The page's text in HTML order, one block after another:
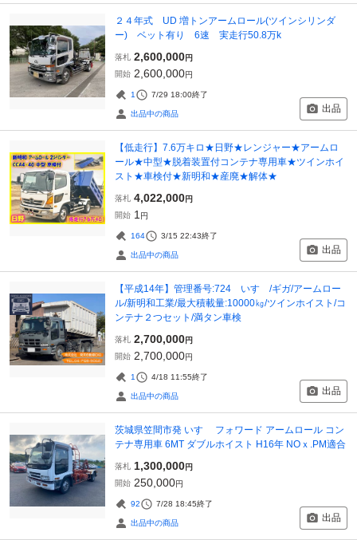
２４年式 UD 増トンアームロール(ツインシリンダ
ー) ベット有り 6速 実走行50.8万k
落札 2,600,000円
開始 2,600,000円
1 7/29 18:00終了
出品中の商品 出品
【低走行】7.6万キロ★日野★レンジャー★アームロ
ール★中型★脱着装置付コンテナ専用車★ツインホイ
スト★車検付★新明和★産廃★解体★
落札 4,022,000円
開始 1 円
164 3/15 22:43終了
出品中の商品 出品
【平成14年】管理番号:724 いすゞ/ギガ/アームロー
ル/新明和工業/最大積載量:10000㎏/ツインホイスト/コ
ンテナ２つセット/満タン車検
落札 2,700,000円
開始 2,700,000円
1 4/18 11:55終了
出品中の商品 出品
茨城県笠間市発 いすゞ フォワード アームロール コン
テナ専用車 6MT ダブルホイスト H16年 NOｘ.PM適合
落札 1,300,000円
開始 250,000円
92 7/28 18:45終了
出品中の商品 出品